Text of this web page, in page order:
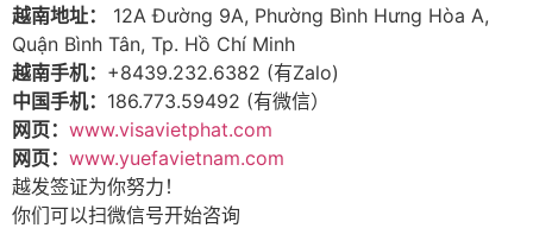
越南地址：
12A Đường 9A, Phường Bình Hưng Hòa A,
Quận Bình Tân, Tp. Hồ Chí Minh
越南手机： +8439.232.6382 (有Zalo)
中国手机： 186.773.59492 (有微信）
网页： www.visavietphat.com
网页： www.yuefavietnam.com
越发签证为你努力！
你们可以扫微信号开始咨询